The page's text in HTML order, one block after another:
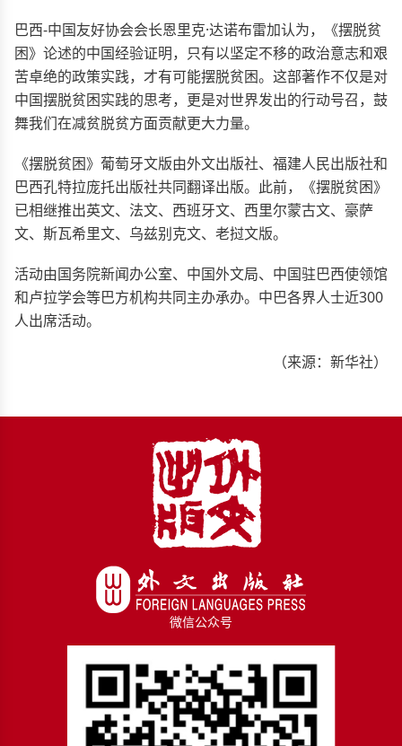
巴西-中国友好协会会长恩里克·达诺布雷加认为，《摆脱贫
困》论述的中国经验证明，只有以坚定不移的政治意志和艰
苦卓绝的政策实践，才有可能摆脱贫困。这部著作不仅是对
中国摆脱贫困实践的思考，更是对世界发出的行动号召，鼓
舞我们在减贫脱贫方面贡献更大力量。
《摆脱贫困》葡萄牙文版由外文出版社、福建人民出版社和
巴西孔特拉庞托出版社共同翻译出版。此前，《摆脱贫困》
已相继推出英文、法文、西班牙文、西里尔蒙古文、豪萨
文、斯瓦希里文、乌兹别克文、老挝文版。
活动由国务院新闻办公室、中国外文局、中国驻巴西使领馆
和卢拉学会等巴方机构共同主办承办。中巴各界人士近300
人出席活动。
（来源：新华社）
微信公众号